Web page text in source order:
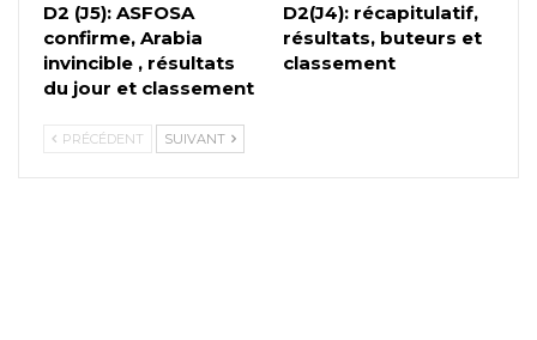
D2 (J5): ASFOSA
confirme, Arabia
invincible , résultats
du jour et classement
D2(J4): récapitulatif,
résultats, buteurs et
classement
PRÉCÉDENT SUIVANT